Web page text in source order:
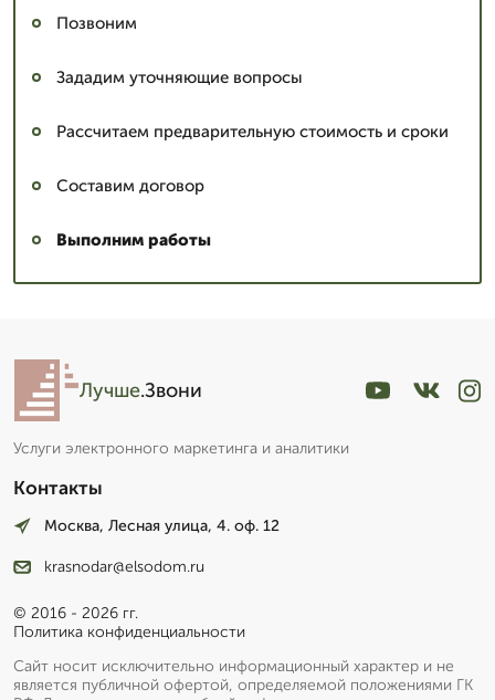
Позвоним
Зададим уточняющие вопросы
Рассчитаем предварительную стоимость и сроки
Составим договор
Выполним работы
Лучше.Звони
Услуги электронного маркетинга и аналитики
Контакты
Москва, Лесная улица, 4. оф. 12
krasnodar@elsodom.ru
© 2016 - 2026 гг.
Политика конфиденциальности
Сайт носит исключительно информационный характер и не
является публичной офертой, определяемой положениями ГК